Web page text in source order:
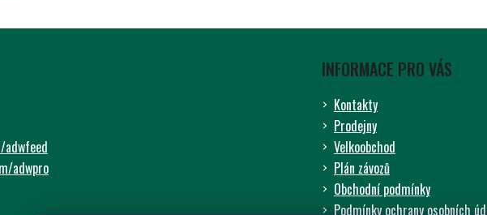
adwfeed
adwpro
INFORMACE PRO VÁS
Kontakty
Prodejny
Velkoobchod
Plán závozů
Obchodní podmínky
Podmínky ochrany osobních